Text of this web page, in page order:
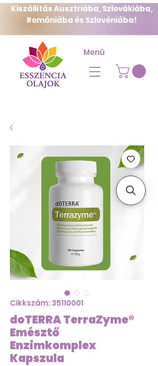
Kiszállítás Ausztriába, Szlovákiába,
Romániába és Szlovéniába!
Menü
Cikkszám: 35110001
doTERRA TerraZyme®
Emésztő
Enzimkomplex
Kapszula